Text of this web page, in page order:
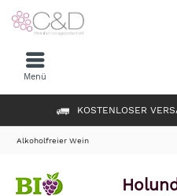
KOSTENLOSER
Menü
Alkoholfreier Wein